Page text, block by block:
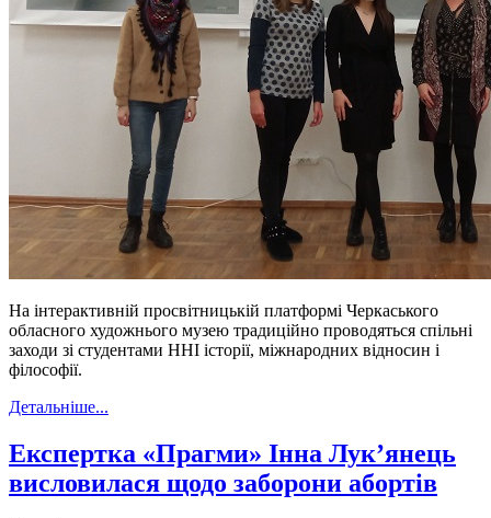
На інтерактивній просвітницькій платформі Черкаського
обласного художнього музею традиційно проводяться спільні
заходи зі студентами ННІ історії, міжнародних відносин і
філософії.
Детальніше...
Експертка «Прагми» Інна Лук’янець
висловилася щодо заборони абортів